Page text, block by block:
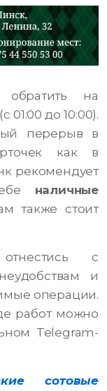
на
01:00 до 10:00).
перерыв в
как в
рекомендует
наличные
также стоит
с
и
операции.
работ можно
Telegram-
сотовые